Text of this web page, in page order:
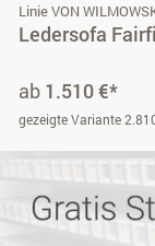
Linie VON
Ledersofa
ab 1.510 €*
gezeigte Variante